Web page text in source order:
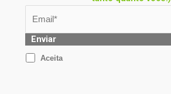
Enviar
Aceita